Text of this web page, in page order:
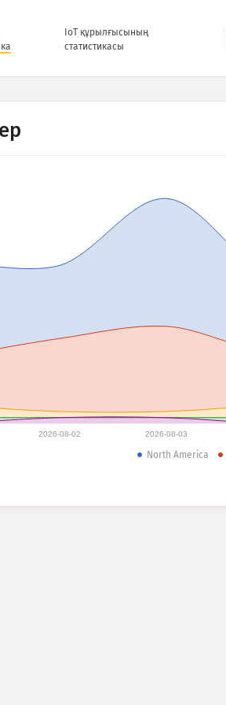
IoT құрылғысының
статистикасы
2026-08-02 2026-08-03
North America